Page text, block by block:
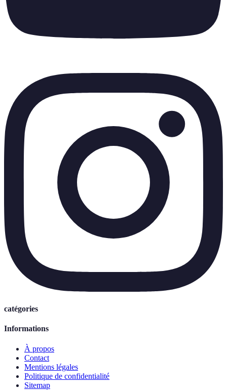
catégories
Informations
À propos
Contact
Mentions légales
Politique de confidentialité
Sitemap